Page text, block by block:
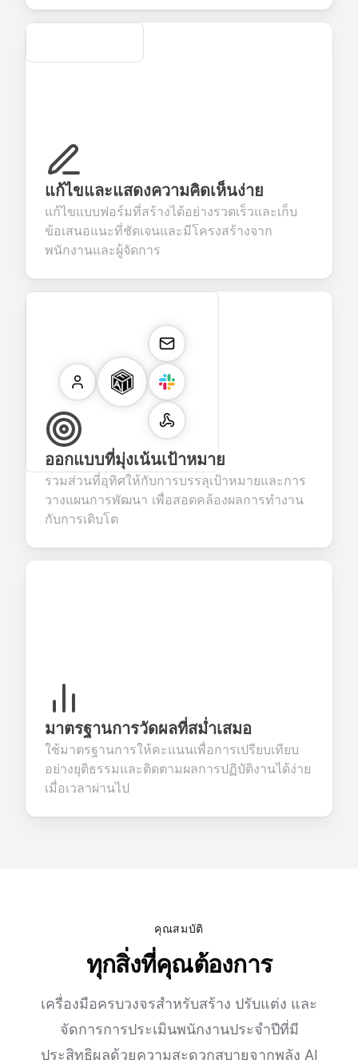
Secure
แก้ไขและแสดงความคิดเห็นง่าย
แก้ไขแบบฟอร์มที่สร้างได้อย่างรวดเร็วและเก็บ
ข้อเสนอแนะที่ชัดเจนและมีโครงสร้างจาก
พนักงานและผู้จัดการ
ออกแบบที่มุ่งเน้นเป้าหมาย
รวมส่วนที่อุทิศให้กับการบรรลุเป้าหมายและการ
วางแผนการพัฒนา เพื่อสอดคล้องผลการทำงาน
กับการเติบโต
มาตรฐานการวัดผลที่สม่ำเสมอ
ใช้มาตรฐานการให้คะแนนเพื่อการเปรียบเทียบ
อย่างยุติธรรมและติดตามผลการปฏิบัติงานได้ง่าย
เมื่อเวลาผ่านไป
คุณสมบัติ
ทุกสิ่งที่คุณต้องการ
เครื่องมือครบวงจรสำหรับสร้าง ปรับแต่ง และ
จัดการการประเมินพนักงานประจำปีที่มี
ประสิทธิผลด้วยความสะดวกสบายจากพลัง AI